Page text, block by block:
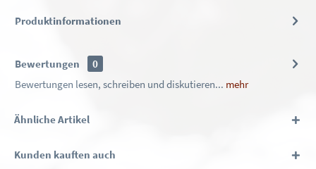
Produktinformationen
Bewertungen
0
Bewertungen lesen, schreiben und diskutieren... mehr
Ähnliche Artikel
Kunden kauften auch